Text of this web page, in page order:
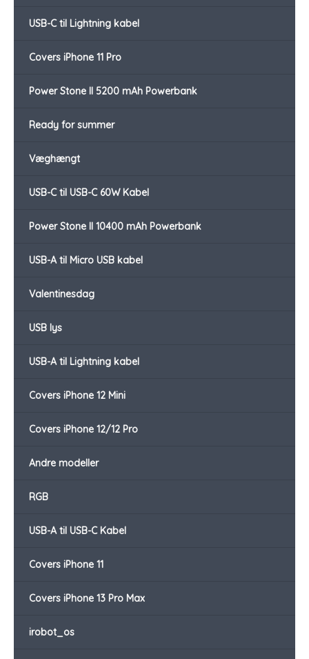
USB-C til Lightning kabel
Covers iPhone 11 Pro
Power Stone II 5200 mAh Powerbank
Ready for summer
Væghængt
USB-C til USB-C 60W Kabel
Power Stone II 10400 mAh Powerbank
USB-A til Micro USB kabel
Valentinesdag
USB lys
USB-A til Lightning kabel
Covers iPhone 12 Mini
Covers iPhone 12/12 Pro
Andre modeller
RGB
USB-A til USB-C Kabel
Covers iPhone 11
Covers iPhone 13 Pro Max
irobot_os